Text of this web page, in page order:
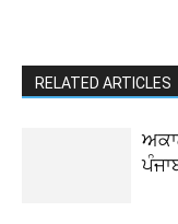
RELATED ARTICLES